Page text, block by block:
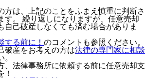
は、上記のことをふまえ慎重に判断さ
す。 繰り返しになりますが、任意売却
自己破産しなくても済む場合がありま
る前に！ のコメントも参照ください。
破産をお考えの方は法律の専門家に相談
、法律事務所に依頼する前に任意売却支
！